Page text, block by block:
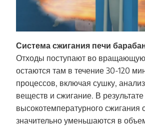
Система сжигания печи
Отходы поступают во
остаются там в течение 30-120
процессов, включая сушку,
веществ и сжигание. В результате
высокотемпературного сжигания
значительно уменьшаются в